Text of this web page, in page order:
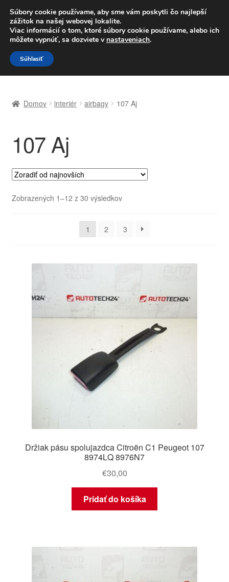
DOPRAVA od 6 EUR
Po–Pi 09:00–16:00 233 221 276
Preskočiť
na
navigáciu
Preskočiť
na
obsah
Celosvetová preprava
Doprava
Kontakt
Košík
Obchodné podmienky
Ochrana osobních údajů
Pokladňa
Reklamačný poriadok
Domov interiér airbagy 107 Aj
107 Aj
Zobrazených 1–12 z 30 výsledkovZoradené
1
2 3
Držiak pásu spolujazdca Citroën C1 Peugeot 107
8974LQ 8976N7
€30,00
Pridať do košíka
Súbory cookie používame, aby sme vám poskytli čo najlepší
zážitok na našej webovej lokalite.
Viac informácií o tom, ktoré súbory cookie používame, alebo ich
môžete vypnúť, sa dozviete v nastaveniach.
Súhlasiť